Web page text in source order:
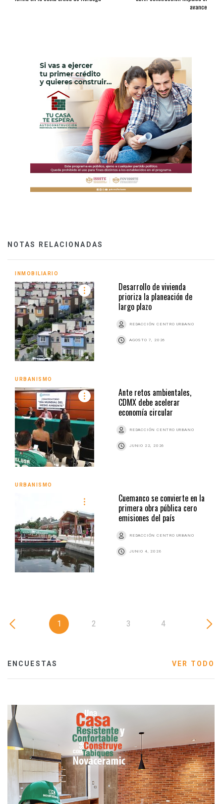
avance
NOTAS RELACIONADAS
INMOBILIARIO
Desarrollo de vivienda
prioriza la planeación de
largo plazo
REDACCIÓN CENTRO URBANO
AGOSTO 7, 2026
URBANISMO
Ante retos ambientales,
CDMX debe acelerar
economía circular
REDACCIÓN CENTRO URBANO
JUNIO 22, 2026
URBANISMO
Cuemanco se convierte en la
primera obra pública cero
emisiones del país
REDACCIÓN CENTRO URBANO
JUNIO 4, 2026
1 2 3 4
ENCUESTAS VER TODO